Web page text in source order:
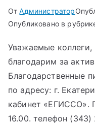
ОтАдминистратор
Опубликовано в
Уважаемые
благодарим за
Благодарственные
по адресу: г.
кабинет «ЕГИССО».
16.00. телефон